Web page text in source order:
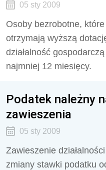
05 sty 2009
Osoby bezrobotne, które
otrzymają wyższą
działalność
najmniej 12 miesięcy.
Podatek należny
zawieszenia
05 sty 2009
Zawieszenie
zmiany stawki podatku